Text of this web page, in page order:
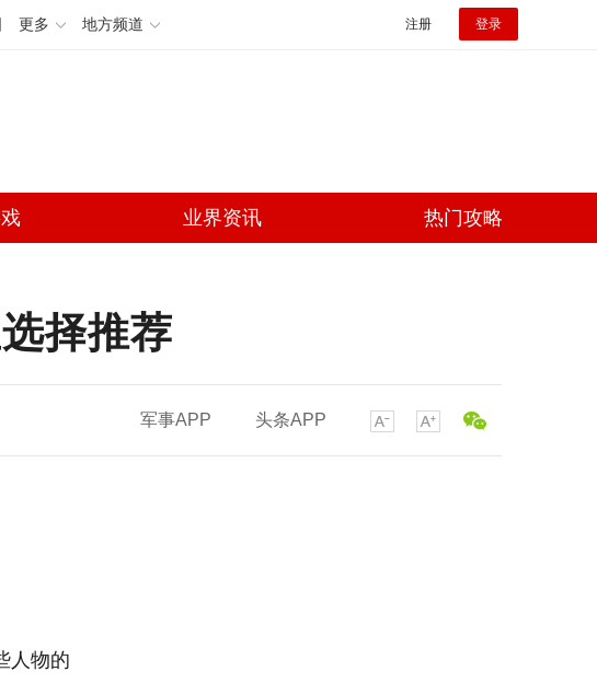
更多 地方频道 注册 登录
业界资讯 热门攻略
择推荐
军事APP 头条APP
人物的